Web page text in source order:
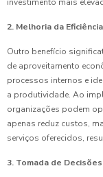
investimento mais
2. Melhoria da
Outro benefício
de aproveitamento
processos internos e
a produtividade. Ao
organizações podem
apenas reduz custos,
serviços oferecidos,
3. Tomada de